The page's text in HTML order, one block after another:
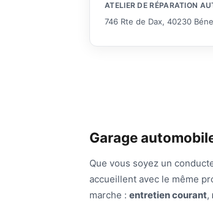
ATELIER DE RÉPARATION
746 Rte de Dax, 40230
Garage
Que vous soyez un
accueillent avec le même
marche : entretien courant,